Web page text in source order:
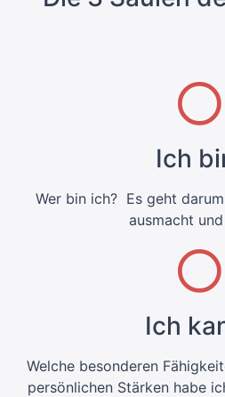
Ich
Wer bin ich? Es geht
ausmacht
Ich
Welche besonderen
persönlichen Stärken habe